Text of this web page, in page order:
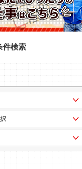
件検索